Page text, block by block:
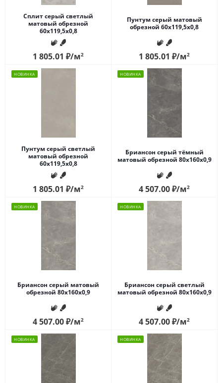
Сплит серый светлый
матовый обрезной
60x119,5x0,8
1 805.01 ₽/м2
Пунтум серый матовый
обрезной 60x119,5x0,8
1 805.01 ₽/м2
НОВИНКА
Пунтум серый светлый
матовый обрезной
60x119,5x0,8
1 805.01 ₽/м2
НОВИНКА
Бриансон серый тёмный
матовый обрезной 80x160x0,9
4 507.00₽/м2
НОВИНКА
Бриансон серый матовый
обрезной 80x160x0,9
4 507.00₽/м2
НОВИНКА
Бриансон серый светлый
матовый обрезной 80x160x0,9
4 507.00₽/м2
НОВИНКА НОВИНКА